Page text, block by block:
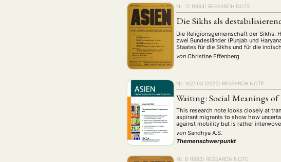
Nr. 12 (1984) RESEARCH NOTE
Die Sikhs als
Die Religionsgemeinschaft der Sikhs.
zwei Bundesländer (Punjab und
Staates für die Sikhs und für die
von Christine Effenberg
Nr. 162/163 (2022) RESEARCH NOTE
Waiting: Social Meanings
This research note looks closely at
aspirant migrants to show how
against mobility but is rather
von Sandhya A.S.
Themenschwerpunkt
Nr. 8 (1983) RESEARCH NOTE